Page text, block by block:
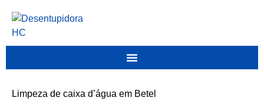
Limpeza de caixa d’água em Betel